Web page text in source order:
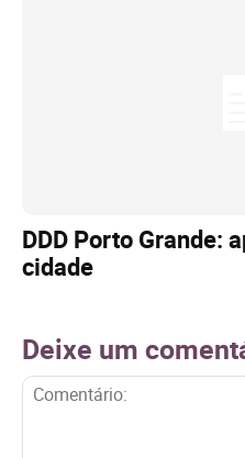
DDD Porto Grande:
cidade
Deixe um